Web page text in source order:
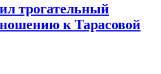
трогательный
к Тарасовой